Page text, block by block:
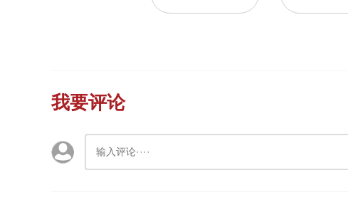
我要评论